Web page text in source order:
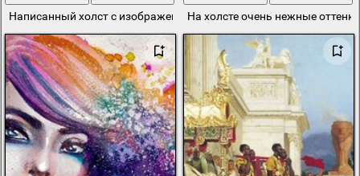
Написанный холст с изображением паровоза в горах
На холсте очень нежные